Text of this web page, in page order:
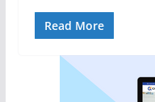
Read More